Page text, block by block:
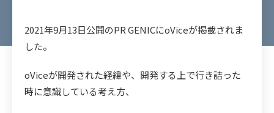
2021年9月13日公開のPR GENICにoViceが掲載されま
した。
oViceが開発された経緯や、開発する上で行き詰った
時に意識している考え方、